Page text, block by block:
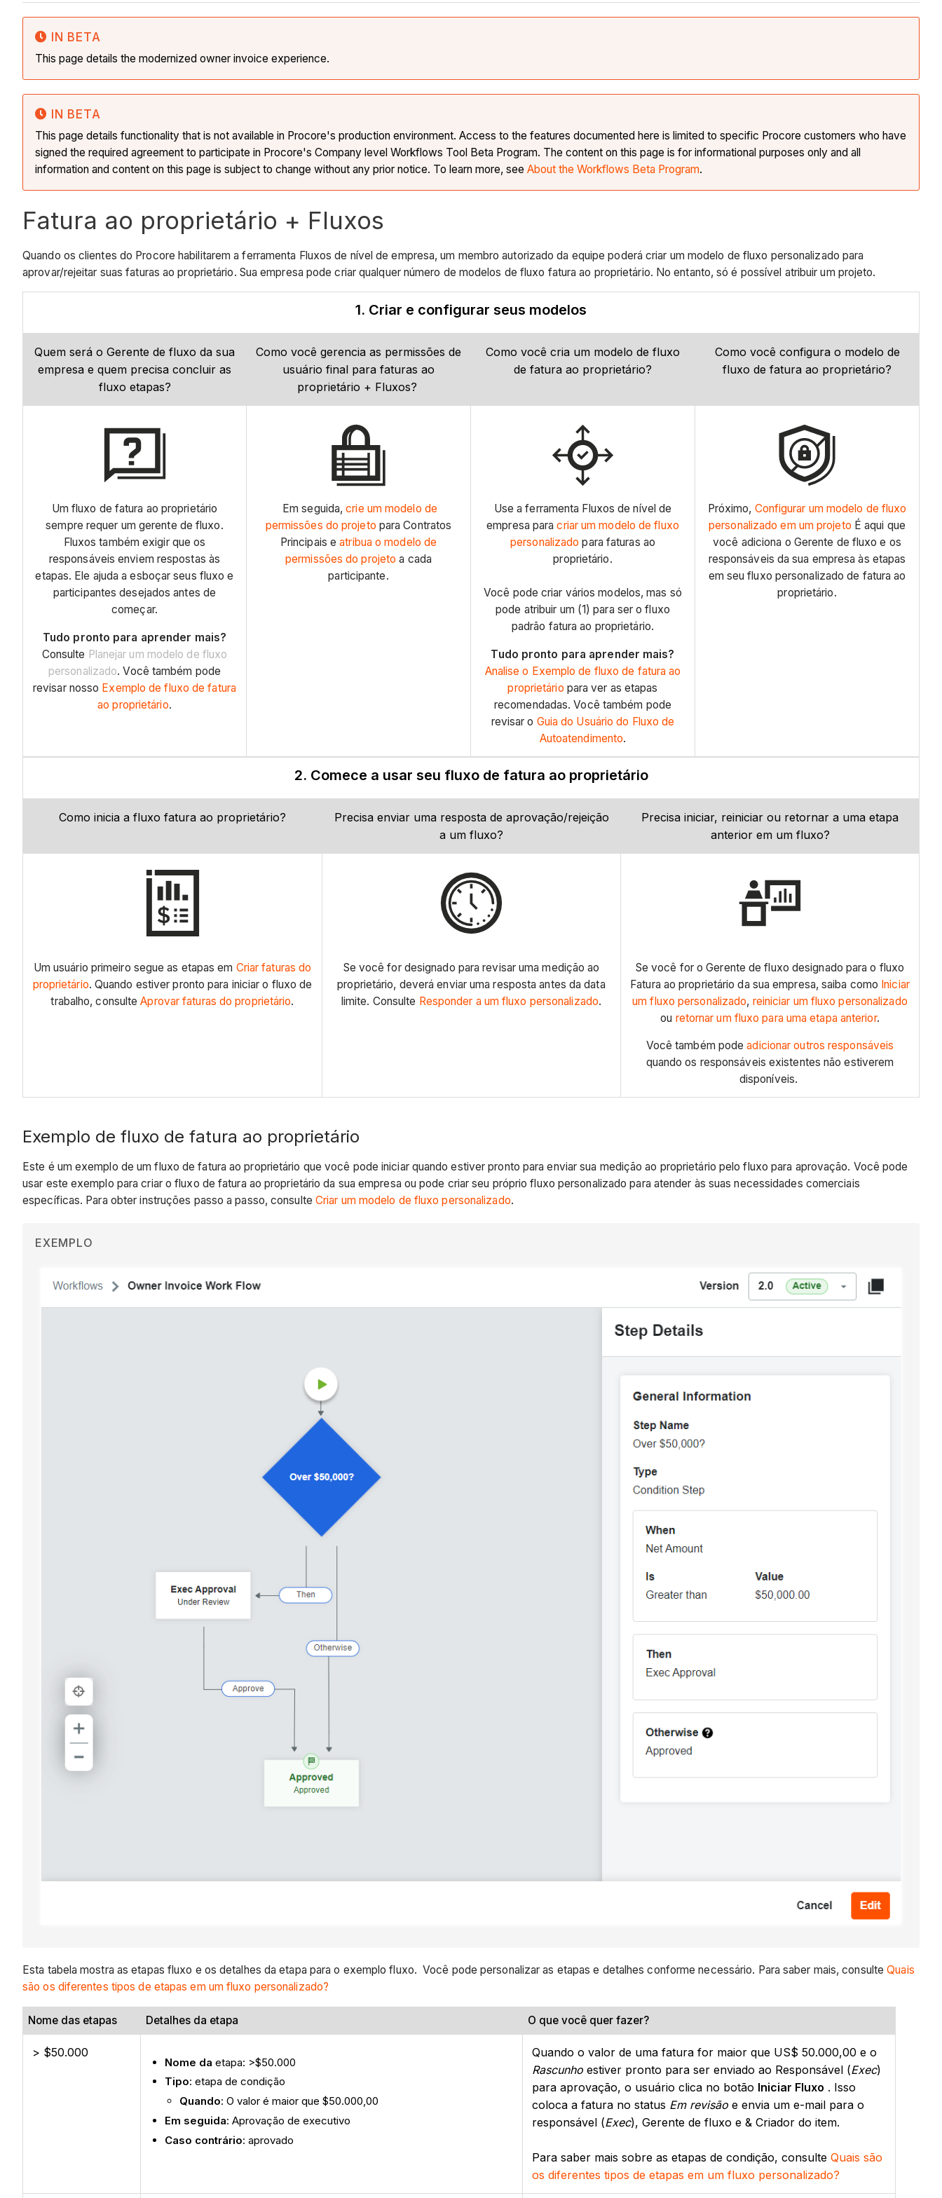
IN BETA
This page details the modernized owner invoice experience.
IN BETA
This page details functionality that is not available in Procore's production environment. Access to the features documented here is limited to specific Procore customers who have
signed the required agreement to participate in Procore's Company level Workflows Tool Beta Program. The content on this page is for informational purposes only and all
information and content on this page is subject to change without any prior notice. To learn more, see About the Workflows Beta Program.
Fatura ao proprietário + Fluxos
Quando os clientes do Procore habilitarem a ferramenta Fluxos de nível de empresa, um membro autorizado da equipe poderá criar um modelo de fluxo personalizado para
aprovar/rejeitar suas faturas ao proprietário. Sua empresa pode criar qualquer número de modelos de fluxo fatura ao proprietário. No entanto, só é possível atribuir um projeto.
1. Criar e configurar seus modelos
Quem será o Gerente de fluxo da sua
empresa e quem precisa concluir as
fluxo etapas?
Como você gerencia as permissões de
usuário final para faturas ao
proprietário + Fluxos?
Como você cria um modelo de fluxo
de fatura ao proprietário?
Como você configura o modelo de
fluxo de fatura ao proprietário?
Um fluxo de fatura ao proprietário
sempre requer um gerente de fluxo.
Fluxos também exigir que os
responsáveis enviem respostas às
etapas. Ele ajuda a esboçar seus fluxo e
participantes desejados antes de
começar.
Tudo pronto para aprender mais?
Consulte Planejar um modelo de fluxo
personalizado. Você também pode
revisar nosso Exemplo de fluxo de fatura
ao proprietário.
Em seguida,crie um modelo de
permissões do projeto para Contratos
Principais eatribua o modelo de
permissões do projeto a cada
participante.
Use a ferramenta Fluxos de nível de
empresa paracriar um modelo de fluxo
personalizado para faturas ao
proprietário.
Você pode criar vários modelos, mas só
pode atribuir um (1) para ser o fluxo
padrão fatura ao proprietário.
Tudo pronto para aprender mais?
Analise o Exemplo de fluxo de fatura ao
proprietário para ver as etapas
recomendadas. Você também pode
revisar o Guia do Usuário do Fluxo de
Autoatendimento.
Próximo, Configurar um modelo de fluxo
personalizado em um projeto É aqui que
você adiciona o Gerente de fluxo e os
responsáveis da sua empresa às etapas
em seu fluxo personalizado de fatura ao
proprietário.
2. Comece a usar seu fluxo de fatura ao proprietário
Como inicia a fluxo fatura ao proprietário?
Precisa enviar uma resposta de aprovação/rejeição
a um fluxo?
Precisa iniciar, reiniciar ou retornar a uma etapa
anterior em um fluxo?
Um usuário primeiro segue as etapas em Criar faturas do
proprietário. Quando estiver pronto para iniciar o fluxo de
trabalho, consulteAprovar faturas do proprietário.
Se você for designado para revisar uma medição ao
proprietário, deverá enviar uma resposta antes da data
limite. Consulte Responder a um fluxo personalizado.
Se você for o Gerente de fluxo designado para o fluxo
Fatura ao proprietário da sua empresa, saiba como Iniciar
um fluxo personalizado, reiniciar um fluxo personalizado
ou retornar um fluxo para uma etapa anterior.
Você também podeadicionar outros responsáveis
quando os responsáveis existentes não estiverem
disponíveis.
Exemplo de fluxo de fatura ao proprietário
Este é um exemplo de um fluxo de fatura ao proprietário que você pode iniciar quando estiver pronto para enviar sua medição ao proprietário pelo fluxo para aprovação. Você pode
usar este exemplo para criar o fluxo de fatura ao proprietário da sua empresa ou pode criar seu próprio fluxo personalizado para atender às suas necessidades comerciais
específicas. Para obter instruções passo a passo, consulte Criar um modelo de fluxo personalizado.
EXEMPLO
Esta tabela mostra as etapas fluxo e os detalhes da etapa para o exemplo fluxo. Você pode personalizar as etapas e detalhes conforme necessário. Para saber mais, consulteQuais
são os diferentes tipos de etapas em um fluxo personalizado?
Nome das etapas Detalhes da etapa O que você quer fazer?
> $50.000
Nome da etapa: >$50.000
Tipo: etapa de condição
Quando: O valor é maior que $50.000,00
Em seguida: Aprovação de executivo
Caso contrário: aprovado
Quando o valor de uma fatura for maior que US$ 50.000,00 e o
Rascunho estiver pronto para ser enviado ao Responsável (Exec)
para aprovação, o usuário clica no botão Iniciar Fluxo . Isso
coloca a fatura no status Em revisão e envia um e-mail para o
responsável (Exec), Gerente de fluxo e & Criador do item.
Para saber mais sobre as etapas de condição, consulte Quais são
os diferentes tipos de etapas em um fluxo personalizado?